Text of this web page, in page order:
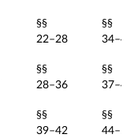
§§
22–28
§§
34–42
§§
28–36
§§
37–41
§§
39–42
§§
44–52